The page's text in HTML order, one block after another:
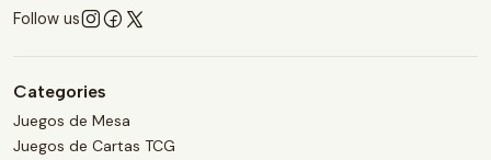
Follow us
Categories
Juegos de Mesa
Juegos de Cartas TCG